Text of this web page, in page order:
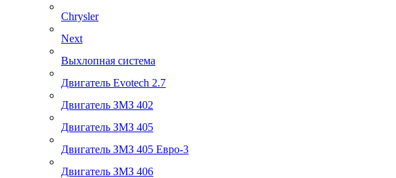
Chrysler
Next
Выхлопная система
Двигатель Evotech 2.7
Двигатель ЗМЗ 402
Двигатель ЗМЗ 405
Двигатель ЗМЗ 405 Евро-3
Двигатель ЗМЗ 406